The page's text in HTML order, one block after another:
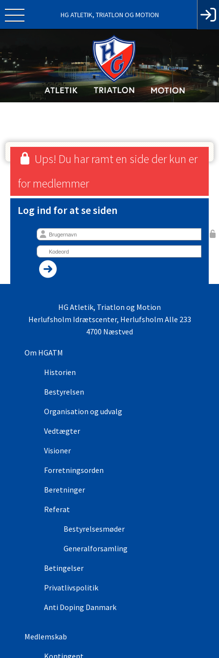
HG ATLETIK, TRIATLON OG MOTION
Ups! Du har ramt en side der kun er
for medlemmer
Log ind for at se siden
HG Atletik, Triatlon og Motion
Herlufsholm Idrætscenter, Herlufsholm Alle 233
4700 Næstved
Om HGATM
Historien
Bestyrelsen
Organisation og udvalg
Vedtægter
Visioner
Forretningsorden
Beretninger
Referat
Bestyrelsesmøder
Generalforsamling
Betingelser
Privatlivspolitik
Anti Doping Danmark
Medlemskab